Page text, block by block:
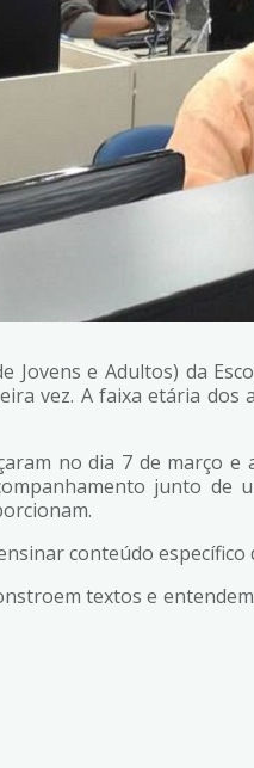
Jovens e Adultos) da
vez. A faixa etária
no dia 7 de março
junto
conteúdo
textos e